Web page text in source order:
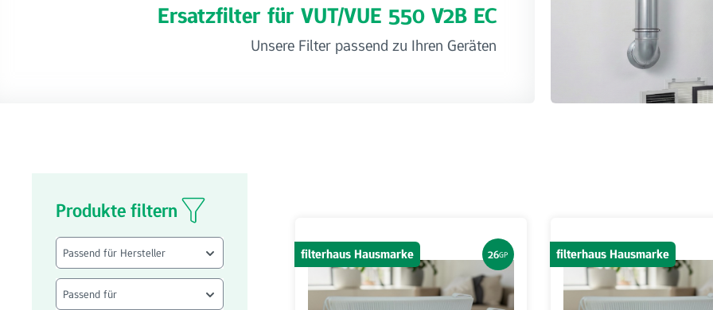
Ersatzfilter für VUT/VUE 550 V2B EC
Unsere Filter passend zu Ihren Geräten
Produkte filtern
Passend für Hersteller
Passend für
filterhaus Hausmarke 26GP filterhaus Hausmarke